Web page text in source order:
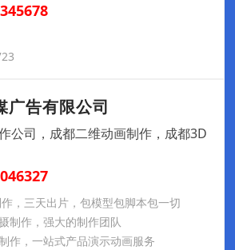
广告有限公司
公司，成都二维动画制作，成都3D
，三天出片，包模型包脚本包一切
制作，强大的制作团队
作，一站式产品演示动画服务